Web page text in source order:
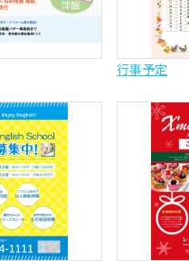
行事予定